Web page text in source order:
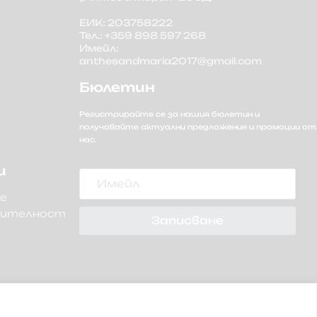
ЕИК: 203758222
Тел.: +359 898 597 268
Имейл:
anthesandmaria2017@gmail.com
Бюлетин
Регистрирайте се за нашия бюлетин и
получавайте актуални предложения и промоции от
нас.